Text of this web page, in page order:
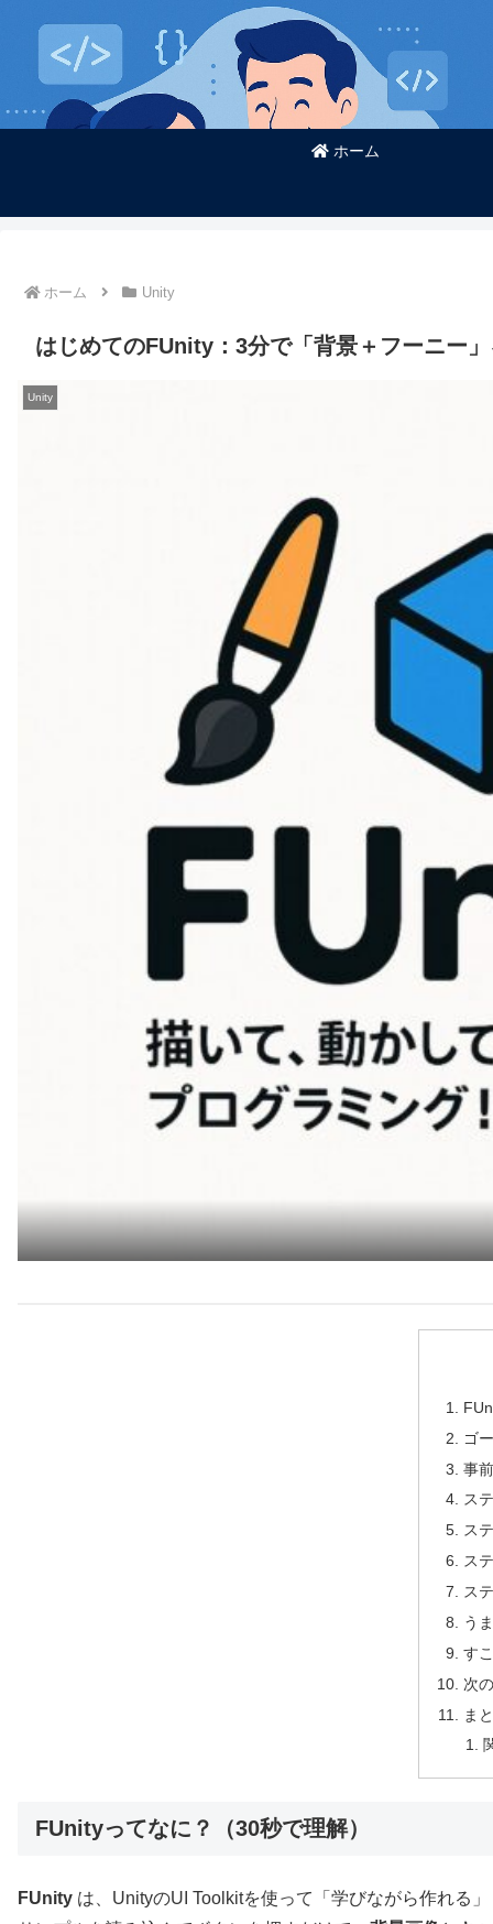
ホーム
ホーム Unity
はじめてのFUnity：3分で「背景＋フーニー
Unity
ゴ
事
ス
ス
ス
ス
う
す
次
ま
FUnityってなに？（30秒で理解）
FUnity は、UnityのUI Toolkitを使って「学びながら作れる